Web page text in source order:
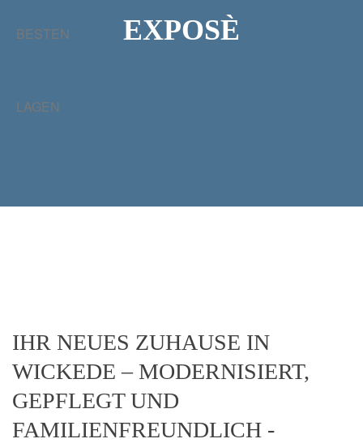
EXPOSÈ
IHR NEUES ZUHAUSE IN
WICKEDE – MODERNISIERT,
GEPFLEGT UND
FAMILIENFREUNDLICH -